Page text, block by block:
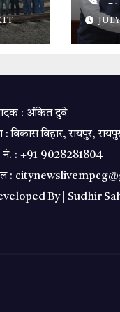
की
और
: अंकित दुबे
: विकास विहार, रायपुर,
नं. : +91 9028281804
:
By | Sudhir